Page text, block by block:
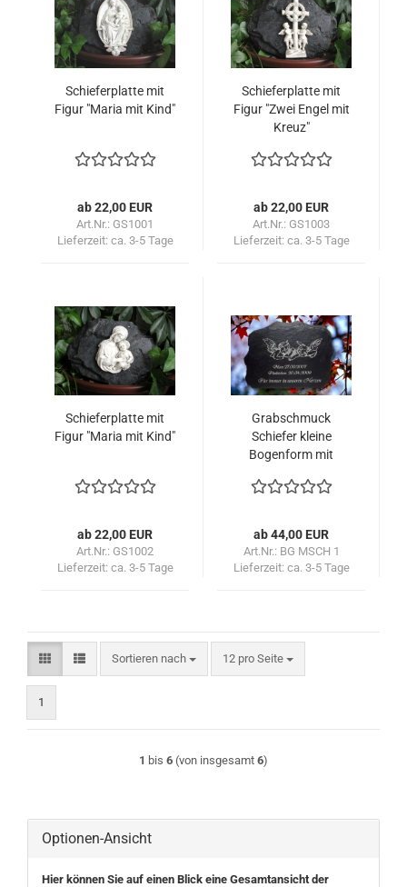
Schieferplatte mit
Figur "Maria mit Kind"
ab 22,00 EUR
Art.Nr.: GS1001
Lieferzeit: ca. 3-5 Tage
Schieferplatte mit
Figur "Zwei Engel mit
Kreuz"
ab 22,00 EUR
Art.Nr.: GS1003
Lieferzeit: ca. 3-5 Tage
Schieferplatte mit
Figur "Maria mit Kind"
ab 22,00 EUR
Art.Nr.: GS1002
Lieferzeit: ca. 3-5 Tage
Grabschmuck
Schiefer kleine
Bogenform mit
ab 44,00 EUR
Art.Nr.: BG MSCH 1
Lieferzeit: ca. 3-5 Tage
Sortieren nach
Sortieren nach 12 pro Seite
pro Seite
1
1 bis 6 (von insgesamt 6)
Optionen-Ansicht
Hier können Sie auf einen Blick eine Gesamtansicht der